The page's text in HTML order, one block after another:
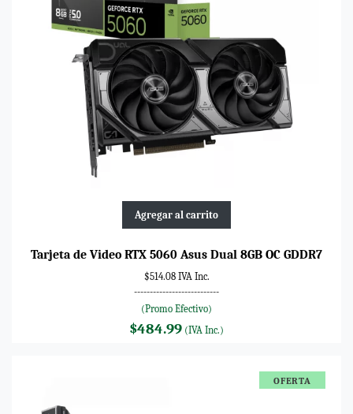
Agregar al carrito
Tarjeta de Video RTX 5060 Asus Dual 8GB OC GDDR7
$514.08 IVA Inc.
---------------------------
(Promo Efectivo)
$484.99 (IVA Inc.)
OFERTA